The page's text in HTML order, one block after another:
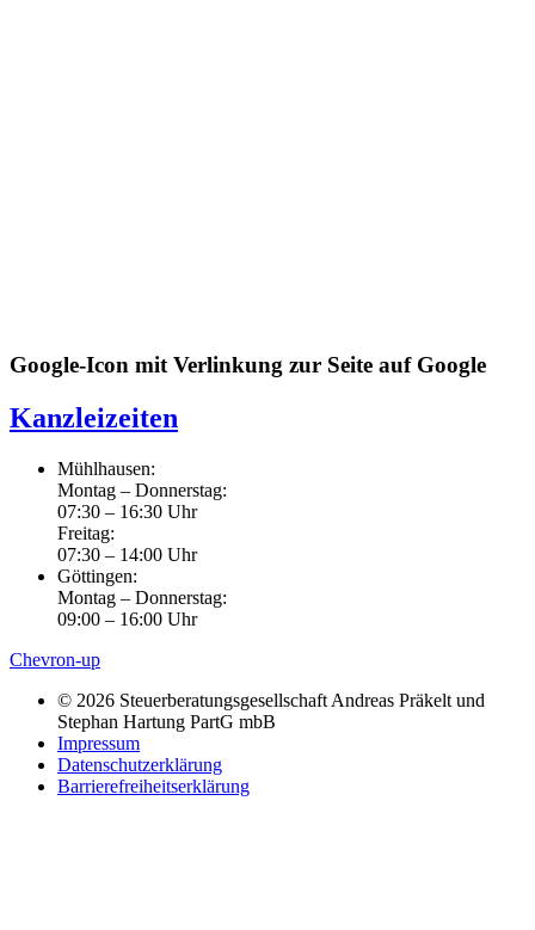
Google-Icon mit Verlinkung zur Seite auf Google
Kanzleizeiten
Mühlhausen:
Montag – Donnerstag:
07:30 – 16:30 Uhr
Freitag:
07:30 – 14:00 Uhr
Göttingen:
Montag – Donnerstag:
09:00 – 16:00 Uhr
Chevron-up
© 2026 Steuerberatungsgesellschaft Andreas Präkelt und
Stephan Hartung PartG mbB
Impressum
Datenschutzerklärung
Barrierefreiheitserklärung